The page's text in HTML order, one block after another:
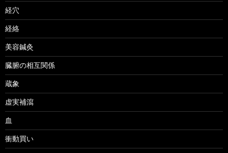
経穴
経絡
美容鍼灸
臓腑の相互関係
蔵象
虚実補瀉
血
衝動買い